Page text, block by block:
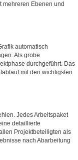
mehreren Ebenen und
automatisch
Als grobe
durchgeführt. Das
mit den wichtigsten
Jedes Arbeitspaket
detaillierte
Projektbeteiligten als
nach Abarbeitung